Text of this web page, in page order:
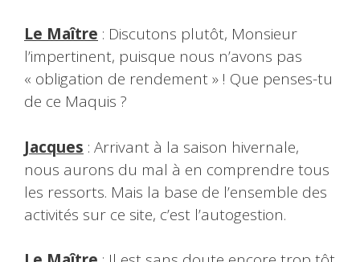
Le Maître : Discutons plutôt, Monsieur
l’impertinent, puisque nous n’avons pas
« obligation de rendement » ! Que penses-tu
de ce Maquis ?
Jacques : Arrivant à la saison hivernale,
nous aurons du mal à en comprendre tous
les ressorts. Mais la base de l’ensemble des
activités sur ce site, c’est l’autogestion.